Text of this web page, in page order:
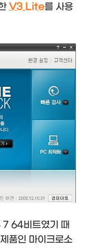
V3 Lite를 사용
7 64비트였기 때
품인 마이크로소